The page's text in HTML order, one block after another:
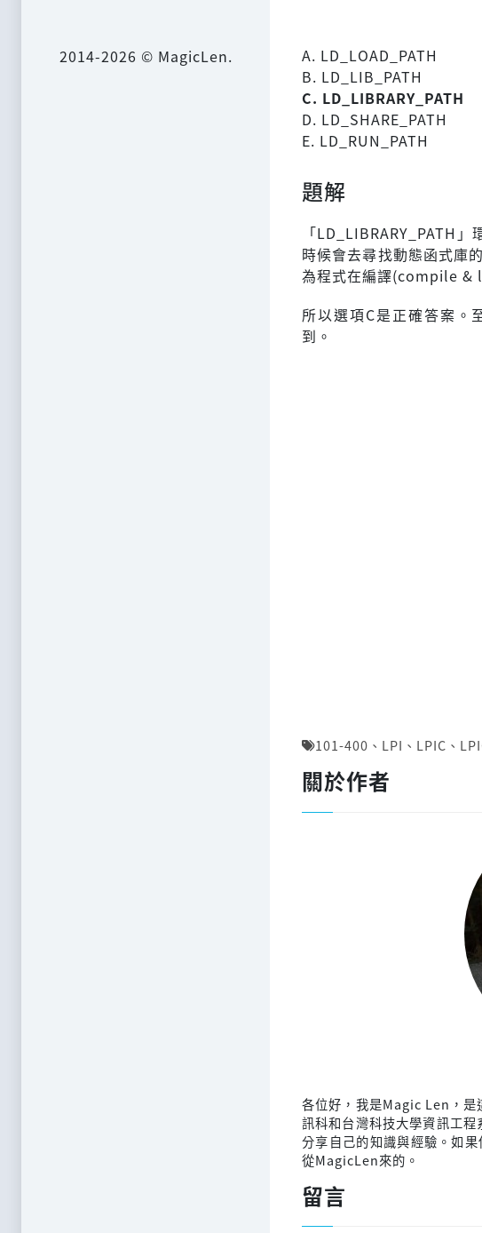
2014-2026 © MagicLen.
A. LD_LOAD_PATH
B. LD_LIB_PATH
C. LD_LIBRARY_PATH
D. LD_SHARE_PATH
E. LD_RUN_PATH
題解
「LD_LIBRARY_PATH
時候會去尋找動態函式庫
為程式在編譯(compile &
所以選項C是正確答案。
到。
101-400 、 LPI 、 LPIC 、
關於作者
各位好，我是Magic Len，是
訊科和台灣科技大學資訊工
分享自己的知識與經驗。如
從MagicLen來的。
留言